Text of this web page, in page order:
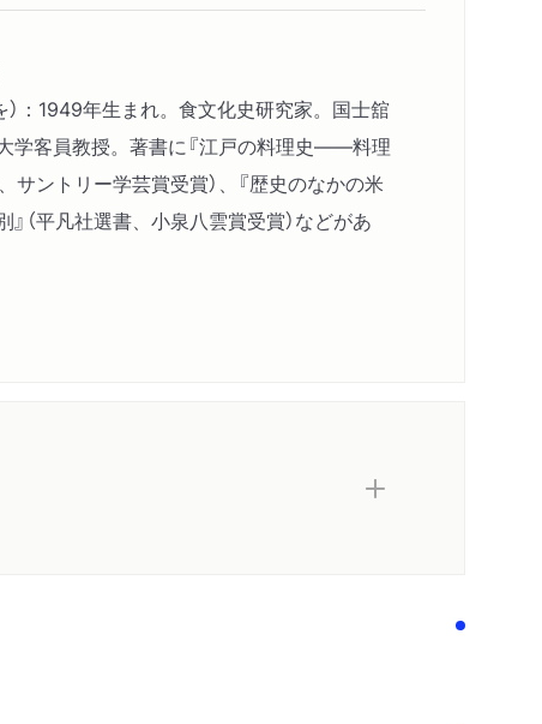
い／江豚／塩辛の加減／干し瓜／阿蘭陀味噌
子／藻屑焼／粟柚餅子／砂焼／茎鱠／みとり
んせい榧／南部貝／八幡茎／早山椒の芽／釣
漬／はじき芋／蕪田楽／何首烏麩の焼／辛螺
／ひし煮／苞豆腐／蕎麦切り／湯とじ／甘酒
鯲／粟香の物／切り山椒／豆の粉和え／薄み
焼／氷豆腐／粕蛤／海老の塩辛／柚練り／子
／粟巻／洗濯豆腐／榧味噌／砂糖梅／紫蘇酒
さいしんじょ／焼き白魚／花松茸／錦鯛／早
／春日味噌／揚げ麩／麩の焼蕎麦／露子／酒
）：1949年生まれ。食文化史研究家。国士舘
学客員教授。著書に『江戸の料理史――料理
サントリー学芸賞受賞）、『歴史のなかの米
（平凡社選書、小泉八雲賞受賞）などがあ